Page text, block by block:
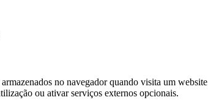
no navegador quando visita um
ou ativar serviços externos opcionais.